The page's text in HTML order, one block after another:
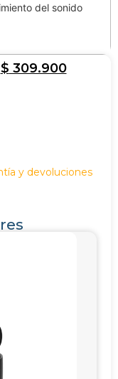
del sonido
$ 309.900
y devoluciones